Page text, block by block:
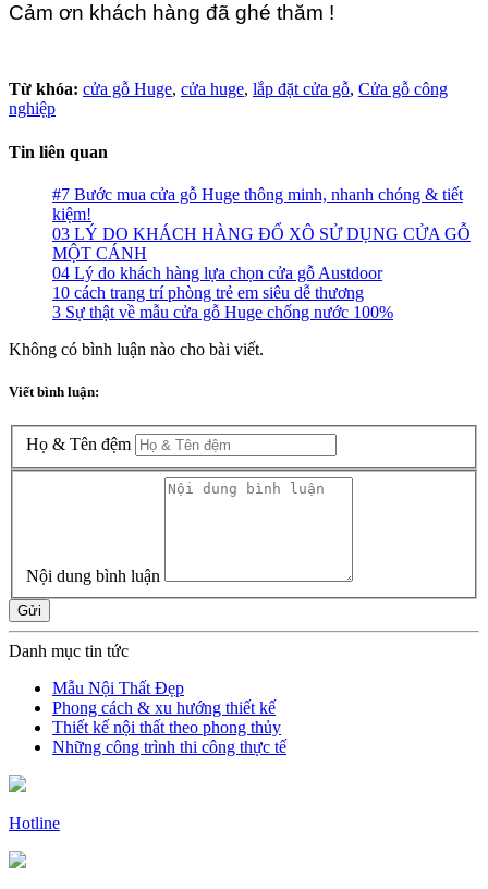
Cảm ơn khách hàng đã ghé thăm !
Từ khóa: cửa gỗ Huge, cửa huge, lắp đặt cửa gỗ, Cửa gỗ công
nghiệp
Tin liên quan
#7 Bước mua cửa gỗ Huge thông minh, nhanh chóng & tiết
kiệm!
03 LÝ DO KHÁCH HÀNG ĐỔ XÔ SỬ DỤNG CỬA GỖ
MỘT CÁNH
04 Lý do khách hàng lựa chọn cửa gỗ Austdoor
10 cách trang trí phòng trẻ em siêu dễ thương
3 Sự thật về mẫu cửa gỗ Huge chống nước 100%
Không có bình luận nào cho bài viết.
Viết bình luận:
Họ & Tên đệm
Nội dung bình luận
Gửi
Danh mục tin tức
Mẫu Nội Thất Đẹp
Phong cách & xu hướng thiết kế
Thiết kế nội thất theo phong thủy
Những công trình thi công thực tế
Hotline